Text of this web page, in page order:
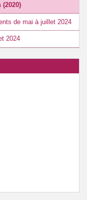
de mai à juillet 2024
2024